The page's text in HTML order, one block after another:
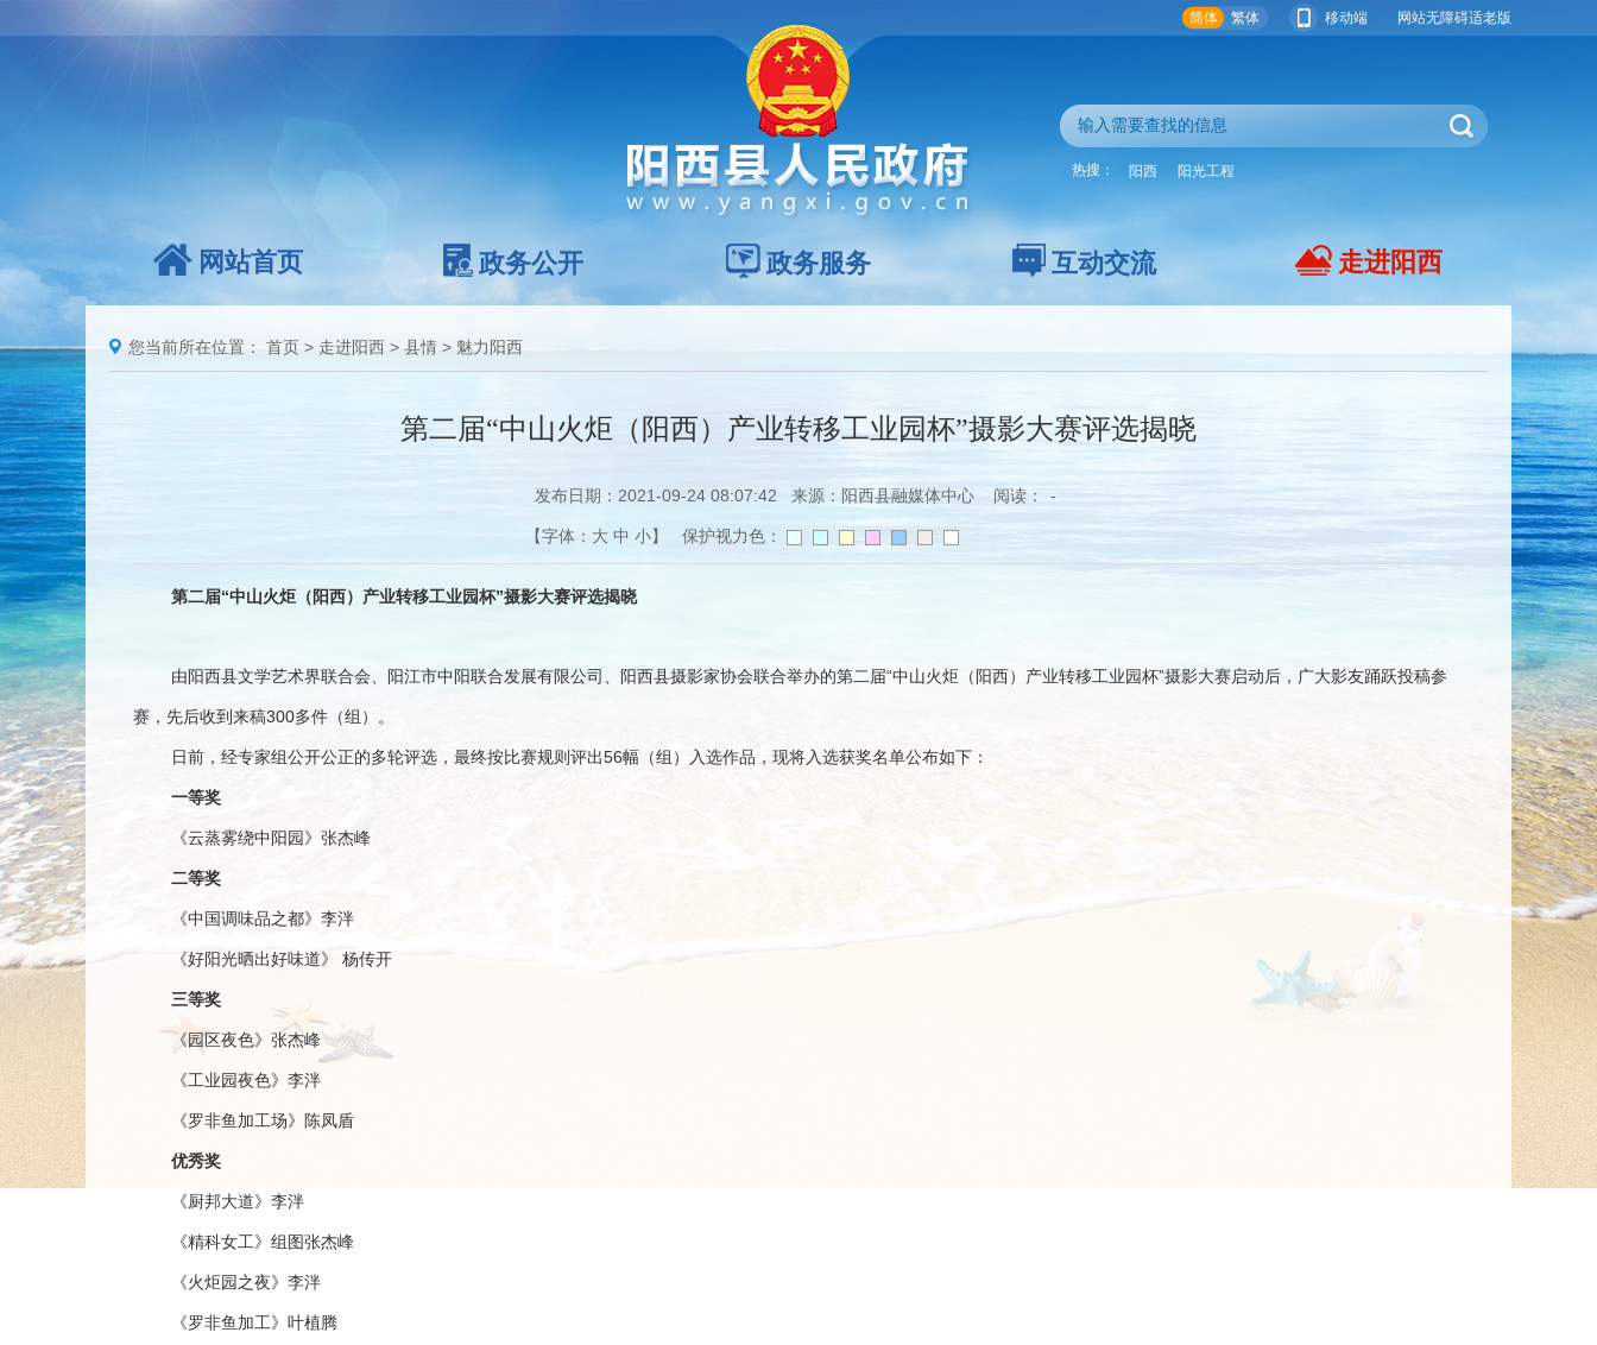
简体 繁体 移动端 网站无障碍适老版
热搜： 阳西 阳光工程
网站首页 政务公开 政务服务 互动交流 走进阳西
您当前所在位置： 首页 > 走进阳西 > 县情 > 魅力阳西
第二届“中山火炬（阳西）产业转移工业园杯”摄影大赛评选揭晓
发布日期：2021-09-24 08:07:42 来源：阳西县融媒体中心 阅读： -
【字体： 大 中 小】 保护视力色：
第二届“中山火炬（阳西）产业转移工业园杯”摄影大赛评选揭晓
由阳西县文学艺术界联合会、阳江市中阳联合发展有限公司、阳西县摄影家协会联合举办的第二届“中山火炬（阳西）产业转移工业园杯”摄影大赛启动后，广大影友踊跃投稿参
赛，先后收到来稿300多件（组）。
日前，经专家组公开公正的多轮评选，最终按比赛规则评出56幅（组）入选作品，现将入选获奖名单公布如下：
一等奖
《云蒸雾绕中阳园》张杰峰
二等奖
《中国调味品之都》李泮
《好阳光晒出好味道》 杨传开
三等奖
《园区夜色》张杰峰
《工业园夜色》李泮
《罗非鱼加工场》陈凤盾
优秀奖
《厨邦大道》李泮
《精科女工》组图张杰峰
《火炬园之夜》李泮
《罗非鱼加工》叶植腾